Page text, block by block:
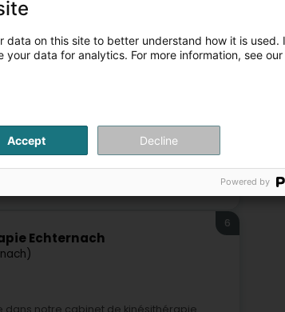
de kinésithérapeutes et
Echternach
6
dans notre cabinet de kinésithérapie
data on this site to better understand how it is used.
your data for analytics. For more information, see
Accept Decline
Powered by